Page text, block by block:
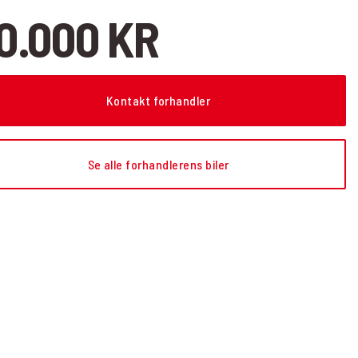
KR
Kontakt forhandler
Se alle forhandlerens biler